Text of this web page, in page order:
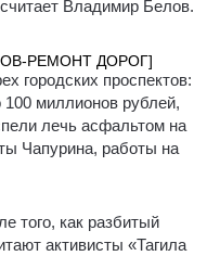
Владимир Белов.
РЕМОНТ ДОРОГ]
городских проспектов:
миллионов рублей,
лечь асфальтом на
Чапурина, работы на
того, как разбитый
активисты «Тагила